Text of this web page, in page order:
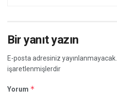
Bir yanıt yazın
E-posta adresiniz yayınlanmayacak.
işaretlenmişlerdir
Yorum *